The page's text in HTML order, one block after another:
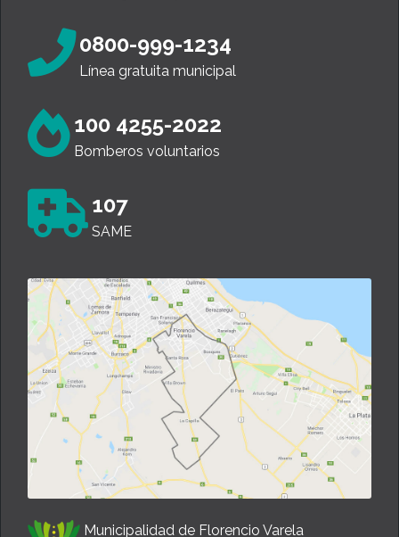
0800-999-1234
Línea gratuita municipal
100 4255-2022
Bomberos voluntarios
107
SAME
Municipalidad de Florencio Varela